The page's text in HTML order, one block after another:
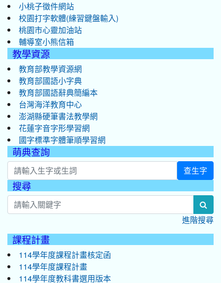
小桃子徵件網站
校園打字軟體(練習鍵盤輸入)
桃園市心靈加油站
輔導室小熊信箱
教學資源
教育部教學資源網
教育部國語小字典
教育部國語辭典簡編本
台灣海洋教育中心
澎湖縣硬筆書法教學網
花蓮字音字形學習網
國字標準字體筆順學習網
萌典查詢
查生字
搜尋
進階搜尋
課程計畫
114學年度課程計畫核定函
114學年度課程計畫
114學年度教科書選用版本